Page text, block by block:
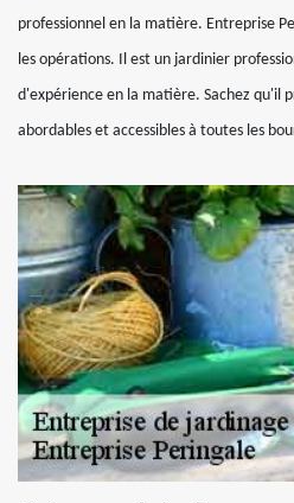
professionnel en la matière. Entreprise
les opérations. Il est un jardinier
d'expérience en la matière. Sachez qu'il
abordables et accessibles à toutes les